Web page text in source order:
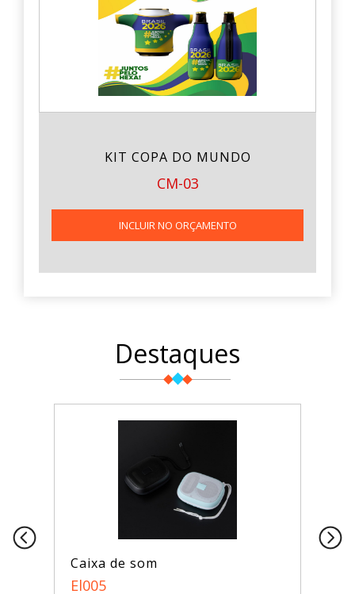
KIT COPA DO MUNDO
CM-03
INCLUIR NO ORÇAMENTO
Destaques
Caixa de som
El005